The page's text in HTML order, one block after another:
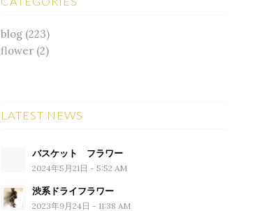
blog(223)
flower(2)
LATEST NEWS
バスケット フラワー
2024年5月21日 - 5:52 AM
渋系ドライフラワー
2023年9月24日 - 11:38 AM